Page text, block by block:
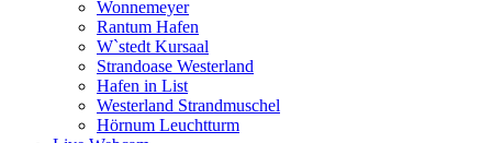
Wonnemeyer
Rantum Hafen
W`stedt Kursaal
Strandoase Westerland
Hafen in List
Westerland Strandmuschel
Hörnum Leuchtturm